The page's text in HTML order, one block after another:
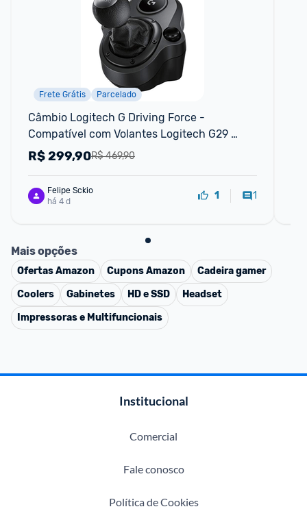
Frete Grátis Parcelado
Câmbio Logitech G Driving Force -
Compatível com Volantes Logitech G29
G920 e G923 para PS5 PS4 Xbox Serie
R$ 469,90
R$299,90
Felipe Sckio
há 4 d
1 1
Mais opções
OfertasAmazon CuponsAmazon
Cadeira gamer
Coolers
Gabinetes HD e SSD
Headset
Impressoras e Multifuncionais
Institucional
Comercial
Fale conosco
Política de Cookies